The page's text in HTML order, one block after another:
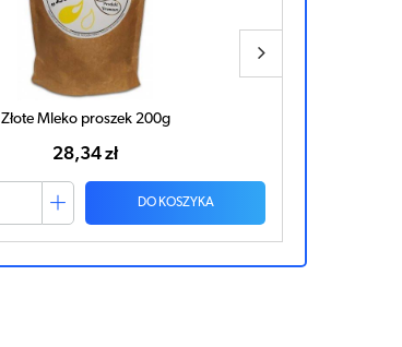
Złote Mleko proszek 200g
28,34 zł
DO KOSZYKA